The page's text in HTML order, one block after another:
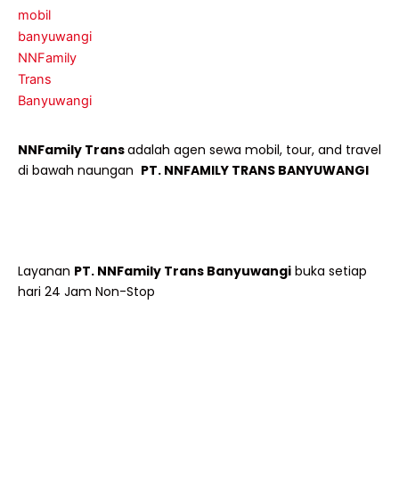
NNFamily Transadalah agen sewa mobil, tour, and travel
di bawah naungan PT. NNFAMILY TRANS BANYUWANGI
Layanan PT. NNFamily Trans Banyuwangi buka setiap
hari 24 Jam Non-Stop